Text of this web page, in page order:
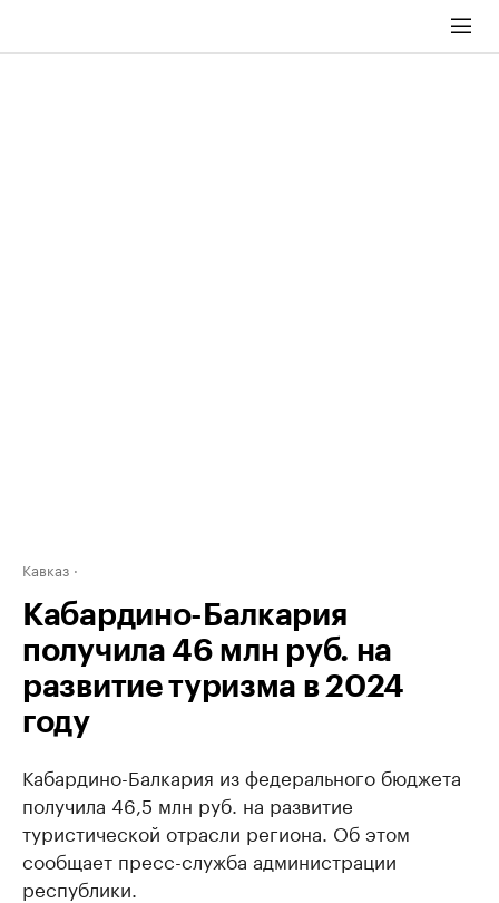
Кавказ
Кабардино-Балкария
получила 46 млн руб. на
развитие туризма в 2024
году
Кабардино-Балкария из федерального бюджета
получила 46,5 млн руб. на развитие
туристической отрасли региона. Об этом
сообщает пресс-служба администрации
республики.